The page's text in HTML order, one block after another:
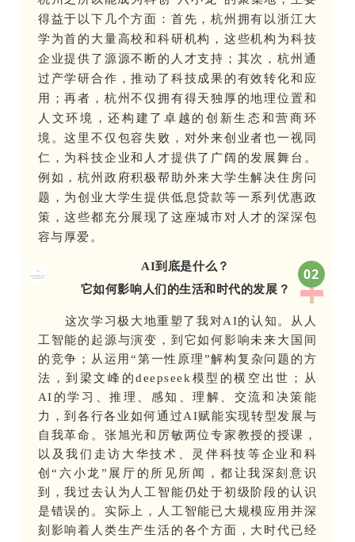
得益于以下几个方面：首先，杭州拥有以浙江大
学为首的大量高校和科研机构，这些机构为科技
企业提供了源源不断的人才支持；其次，杭州通
过产学研合作，推动了科技成果的有效转化和应
用；再者，杭州不仅拥有得天独厚的地理位置和
人文环境，还构建了卓越的创新生态和营商环
境。这里不仅包容失败，对外来创业者也一视同
仁，为科技企业和人才提供了广阔的发展舞台。
例如，杭州政府积极帮助外来大学生解决住房问
题，为创业大学生提供低息贷款等一系列优惠政
策，这些都充分展现了这座城市对人才的深深包
容与厚爱。
AI到底是什么？
它如何影响人们的生活和时代的发展？
02
这次学习极大地重塑了我对AI的认知。从人
工智能的起源与演变，到它如何影响未来大国间
的竞争；从运用“第一性原理”解构复杂问题的方
法，到梁文峰的deepseek模型的横空出世；从
AI的学习、推理、感知、理解、交流和决策能
力，到各行各业如何通过AI赋能实现转型发展与
自我革命。张旭光和厉敏两位专家教授的授课，
以及我们走访大华技术、灵伴科技等企业和科
创“六小龙”展厅的所见所闻，都让我深刻意识
到，我过去认为人工智能仍处于初级阶段的认识
是错误的。实际上，人工智能已大规模应用并深
刻影响着人类生产生活的各个方面，大时代已经